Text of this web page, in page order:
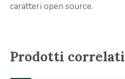
caratteri open source.
Prodotti correlati